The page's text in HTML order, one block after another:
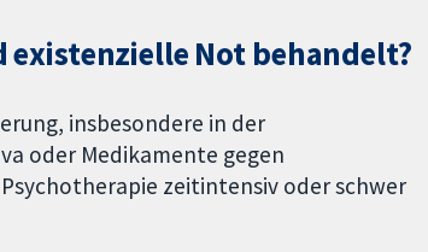
existenzielle Not behandelt?
insbesondere in der
oder Medikamente gegen
zeitintensiv oder schwer